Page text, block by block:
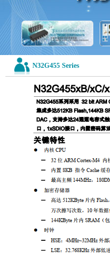
N32G455 Series